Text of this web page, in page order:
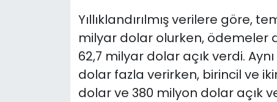
Yıllıklandırılmış verilere göre,
milyar dolar olurken, ödemeler
62,7 milyar dolar açık verdi.
dolar fazla verirken, birincil ve
dolar ve 380 milyon dolar açık